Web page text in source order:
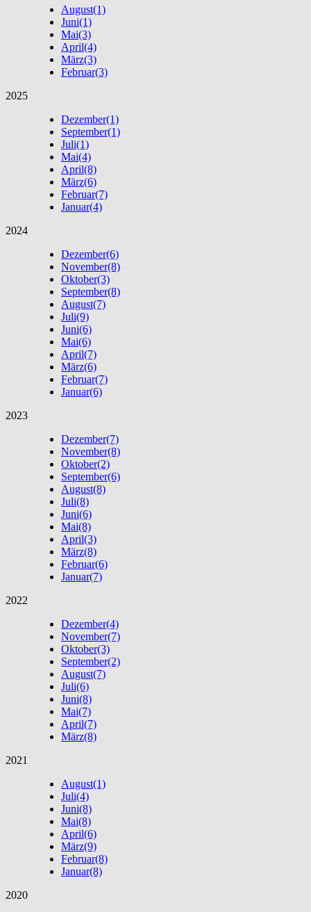
August(1)
Juni(1)
Mai(3)
April(4)
März(3)
Februar(3)
2025
Dezember(1)
September(1)
Juli(1)
Mai(4)
April(8)
März(6)
Februar(7)
Januar(4)
2024
Dezember(6)
November(8)
Oktober(3)
September(8)
August(7)
Juli(9)
Juni(6)
Mai(6)
April(7)
März(6)
Februar(7)
Januar(6)
2023
Dezember(7)
November(8)
Oktober(2)
September(6)
August(8)
Juli(8)
Juni(6)
Mai(8)
April(3)
März(8)
Februar(6)
Januar(7)
2022
Dezember(4)
November(7)
Oktober(3)
September(2)
August(7)
Juli(6)
Juni(8)
Mai(7)
April(7)
März(8)
2021
August(1)
Juli(4)
Juni(8)
Mai(8)
April(6)
März(9)
Februar(8)
Januar(8)
2020